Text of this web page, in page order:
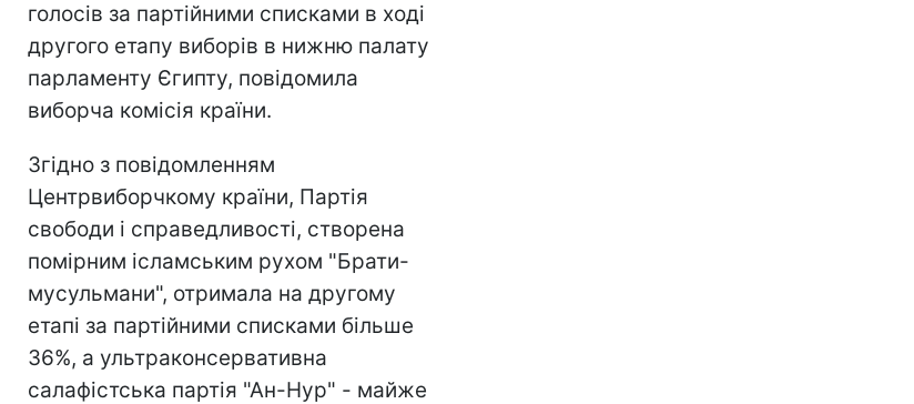
голосів за партійними списками в ході
другого етапу виборів в нижню палату
парламенту Єгипту, повідомила
виборча комісія країни.
Згідно з повідомленням
Центрвиборчкому країни, Партія
свободи і справедливості, створена
помірним ісламським рухом "Брати-
мусульмани", отримала на другому
етапі за партійними списками більше
36%, а ультраконсервативна
салафістська партія "Ан-Нур" - майже